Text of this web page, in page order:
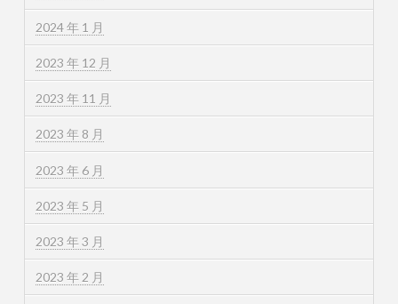
2024 年 1 月
2023 年 12 月
2023 年 11 月
2023 年 8 月
2023 年 6 月
2023 年 5 月
2023 年 3 月
2023 年 2 月